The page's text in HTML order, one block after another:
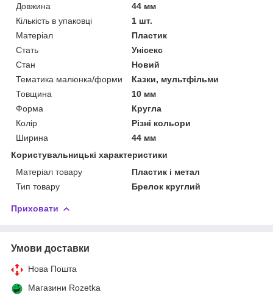
Довжина
44 мм
Кількість в упаковці
1 шт.
Матеріал
Пластик
Стать
Унісекс
Стан
Новий
Тематика малюнка/форми
Казки, мультфільми
Товщина
10 мм
Форма
Кругла
Колір
Різні кольори
Ширина
44 мм
Користувальницькі характеристики
Матеріал товару
Пластик і метал
Тип товару
Брелок круглий
Приховати
Умови доставки
Нова Пошта
Магазини Rozetka